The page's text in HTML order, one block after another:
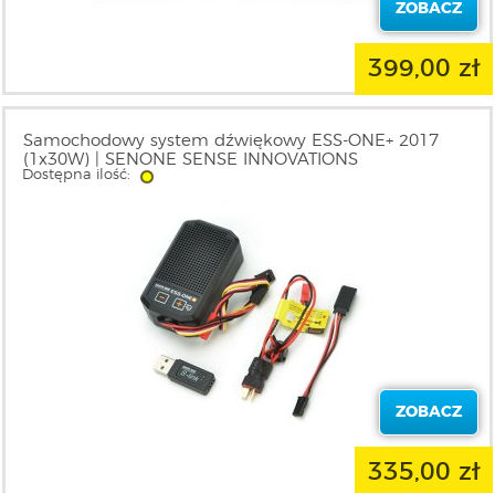
ZOBACZ
399,00 zł
Samochodowy system dźwiękowy ESS-ONE+ 2017
(1x30W) | SENONE SENSE INNOVATIONS
Dostępna ilość:
ZOBACZ
335,00 zł